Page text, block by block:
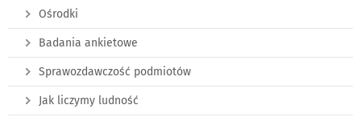
Ośrodki
Badania ankietowe
Sprawozdawczość podmiotów
Jak liczymy ludność